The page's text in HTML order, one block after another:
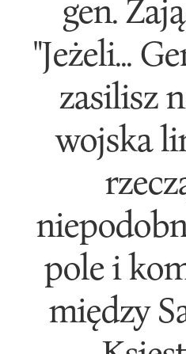
gen.
"Jeżeli...
zasilisz
wojska
pole i
między